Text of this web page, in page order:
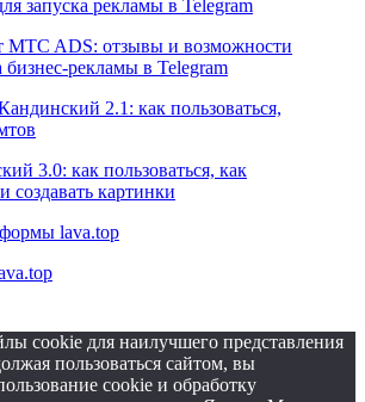
MTC ADS: отзывы и возможности
бизнес-рекламы в Telegram
3.0: как пользоваться, как
создавать картинки
cookie для наилучшего представления
пользоваться сайтом, вы
cookie и обработку